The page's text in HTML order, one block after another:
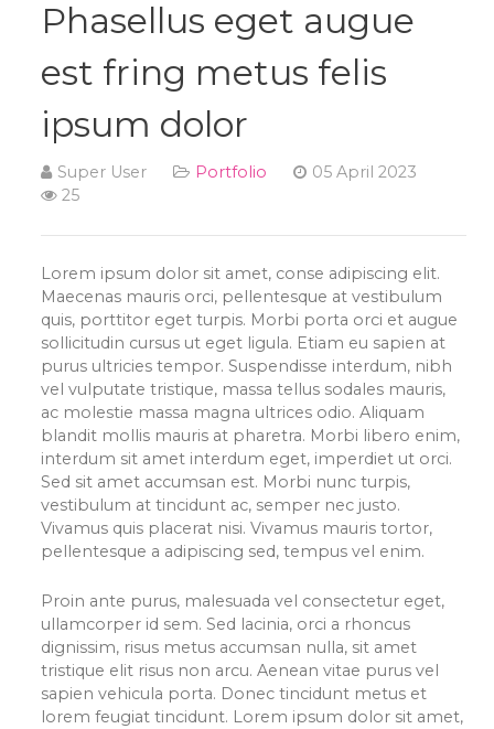
Phasellus eget augue
est fring metus felis
ipsum dolor
Super User Portfolio
05 April 2023
25
Lorem ipsum dolor sit amet, conse adipiscing elit.
Maecenas mauris orci, pellentesque at vestibulum
quis, porttitor eget turpis. Morbi porta orci et augue
sollicitudin cursus ut eget ligula. Etiam eu sapien at
purus ultricies tempor. Suspendisse interdum, nibh
vel vulputate tristique, massa tellus sodales mauris,
ac molestie massa magna ultrices odio. Aliquam
blandit mollis mauris at pharetra. Morbi libero enim,
interdum sit amet interdum eget, imperdiet ut orci.
Sed sit amet accumsan est. Morbi nunc turpis,
vestibulum at tincidunt ac, semper nec justo.
Vivamus quis placerat nisi. Vivamus mauris tortor,
pellentesque a adipiscing sed, tempus vel enim.
Proin ante purus, malesuada vel consectetur eget,
ullamcorper id sem. Sed lacinia, orci a rhoncus
dignissim, risus metus accumsan nulla, sit amet
tristique elit risus non arcu. Aenean vitae purus vel
sapien vehicula porta. Donec tincidunt metus et
lorem feugiat tincidunt. Lorem ipsum dolor sit amet,